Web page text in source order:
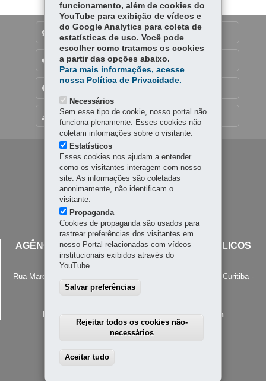
MAPA DO SITE
DENUNCIE CORRUPÇÃO
OUVIDORIA
Navegação
principal
AGÊNCIA REGULADORA DE SERVIÇOS PÚBLICOS
DELEGADOS DO PARANÁ - AGEPAR
Rua Marechal Deodoro, 1600 - Alto da Rua XV Curitiba -
PR
MAPA
Horário de atendimento: 8h30 a 12h - 13h30 a 18h
funcionamento, além de cookies do
YouTube para exibição de vídeos e
do Google Analytics para coleta de
estatísticas de uso. Você pode
escolher como tratamos os cookies
a partir das opções abaixo.
Para mais informações, acesse
nossa Política de Privacidade.
Necessários
Sem esse tipo de cookie, nosso portal não
funciona plenamente. Esses cookies não
coletam informações sobre o visitante.
Estatísticos
Esses cookies nos ajudam a entender
como os visitantes interagem com nosso
site. As informações são coletadas
anonimamente, não identificam o
visitante.
Propaganda
Cookies de propaganda são usados para
rastrear preferências dos visitantes em
nosso Portal relacionadas com vídeos
institucionais exibidos através do
YouTube.
Salvar preferências
Rejeitar todos os cookies não-
necessários
Aceitar tudo